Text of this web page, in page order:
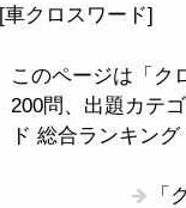
[車クロスワード]
このページは「ク
200問、出題カテ
ド 総合ランキン
「